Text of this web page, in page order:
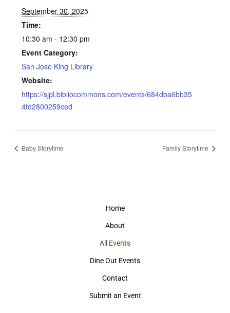
September 30, 2025
Time:
10:30 am - 12:30 pm
Event Category:
San Jose King Library
Website:
https://sjpl.bibliocommons.com/events/684dba6bb35
4fd2800259ced
Baby Storytime Family Storytime
Home
About
All Events
Dine Out Events
Contact
Submit an Event